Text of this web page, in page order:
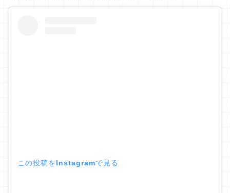
この投稿をInstagramで見る